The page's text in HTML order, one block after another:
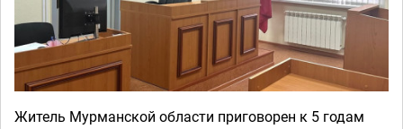
Житель Мурманской области приговорен к 5 годам